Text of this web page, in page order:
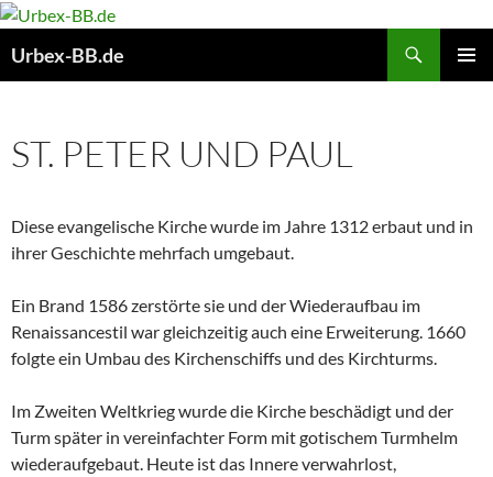
Urbex-BB.de
ST. PETER UND PAUL
Diese evangelische Kirche wurde im Jahre 1312 erbaut und in
ihrer Geschichte mehrfach umgebaut.
Ein Brand 1586 zerstörte sie und der Wiederaufbau im
Renaissancestil war gleichzeitig auch eine Erweiterung. 1660
folgte ein Umbau des Kirchenschiffs und des Kirchturms.
Im Zweiten Weltkrieg wurde die Kirche beschädigt und der
Turm später in vereinfachter Form mit gotischem Turmhelm
wiederaufgebaut. Heute ist das Innere verwahrlost,